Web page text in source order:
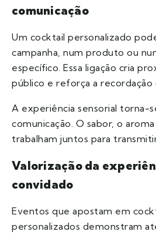
comunicação
Um cocktail personalizado
campanha, num produto ou
específico. Essa ligação cria
público e reforça a recordação
A experiência sensorial torna-
comunicação. O sabor, o
trabalham juntos para
Valorização da
convidado
Eventos que apostam em
personalizados demonstram